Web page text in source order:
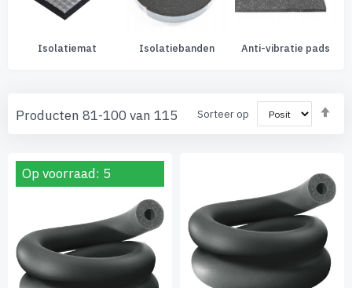
Isolatiemat Isolatiebanden Anti-vibratie pads
Producten 81-100 van 115 Sorteer op
Op voorraad: 5